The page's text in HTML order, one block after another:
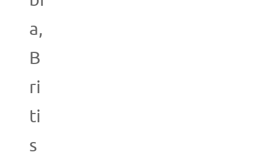
a,
B
ri
ti
s